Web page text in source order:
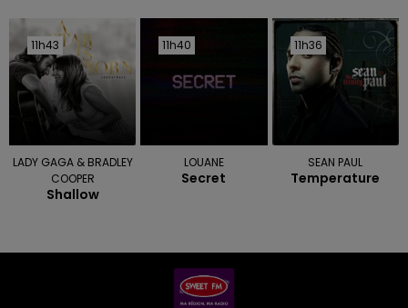
11h43
11h43
LADY GAGA & BRADLEY
COOPER
Shallow
11h40
11h40
LOUANE
Secret
11h36
11h36
SEAN PAUL
Temperature